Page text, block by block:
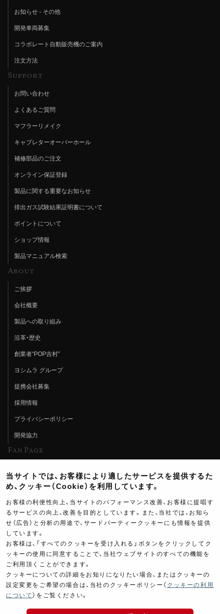
お知らせ - その他
開発車両募集
コラボレート自動販売機のご案内
注文方法
Support
お問い合わせ
よくあるご質問
マフラーリメイク
キャブレターオーバーホール
補修部品のご注文
オンライン保証登録
製品に関する重要なお知らせ
排出ガス試験結果証明書について
ポイントについて
ショップ情報
製品マニュアル検索
About
ご挨拶
会社概要
製品への取り組み
沿革・歴史
創業者“POP吉村”
ヨシムラ グループ
提携会社募集
採用情報
プライバシーポリシー
開発協力
Fan Page
ヨシムラTV
イベント情報
イベントスケジュール
ツーリングブレイクタイム
製品ポスター
当サイトでは、お客様により適したサービスを提供するた
め、クッキー（Cookie）を利用しています。
お客様の利便性向上、当サイトのパフォーマンス改善、お客様に提唱す
るサービスの向上、改善を目的としています。また、当社では、お知ら
せ（広告）と分析の用途で、サードパーティークッキーにも情報を提供
しています。
お客様は、「すべてのクッキーを受け入れる」ボタンをクリックしてク
ッキーの使用に同意することで、当社ウェブサイトのすべての機能を
ご利用頂くことができます。
クッキーについての詳細をお知りになりたい場合、またはクッキーの
設定変更をご希望の場合は、当社のクッキーポリシー（ クッキーの利用
について ）をご覧ください。